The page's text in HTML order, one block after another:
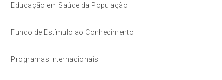
Educação em Saúde da População
Fundo de Estímulo ao Conhecimento
Programas Internacionais